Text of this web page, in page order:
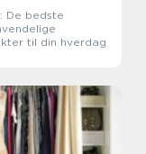
De bedste
til din hverdag